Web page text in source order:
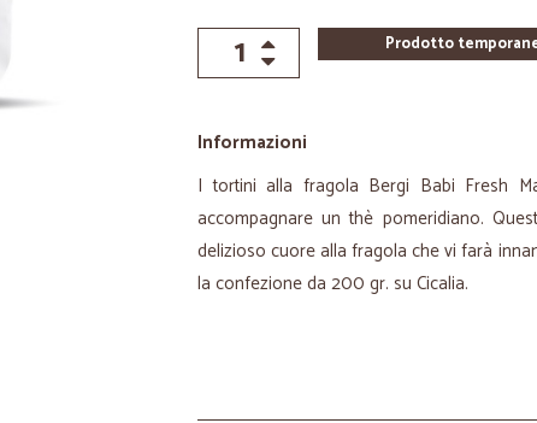
Prodotto
Informazioni
I tortini alla fragola Bergi Babi Fresh
accompagnare un thè pomeridiano.
delizioso cuore alla fragola che vi farà
la confezione da 200 gr. su Cicalia.